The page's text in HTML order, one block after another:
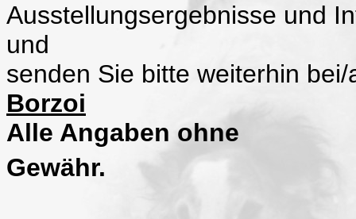
Ausstellungsergebnisse und
senden Sie bitte weiterhin
Borzoi
Alle Angaben ohne
Gewähr.